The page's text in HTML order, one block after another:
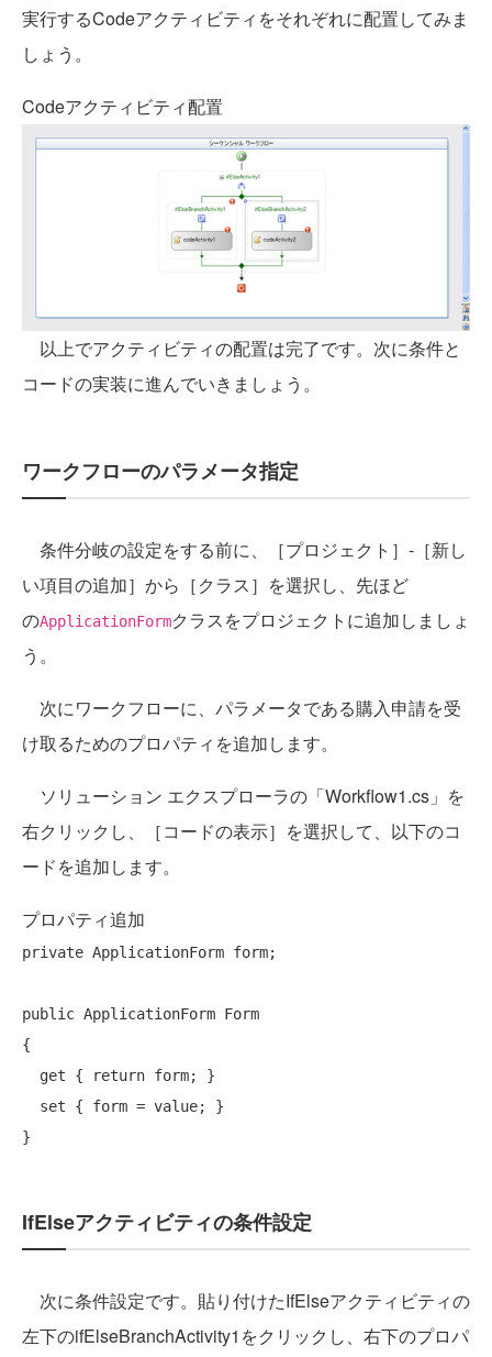
実行するCodeアクティビティをそれぞれに配置してみま
しょう。
Codeアクティビティ配置
以上でアクティビティの配置は完了です。次に条件と
コードの実装に進んでいきましょう。
ワークフローのパラメータ指定
条件分岐の設定をする前に、［プロジェクト］-［新し
い項目の追加］から［クラス］を選択し、先ほど
のApplicationFormクラスをプロジェクトに追加しましょ
う。
次にワークフローに、パラメータである購入申請を受
け取るためのプロパティを追加します。
ソリューション エクスプローラの「Workflow1.cs」を
右クリックし、［コードの表示］を選択して、以下のコ
ードを追加します。
プロパティ追加
private ApplicationForm form;
public ApplicationForm Form
{
get { return form; }
set { form = value; }
IfElseアクティビティの条件設定
次に条件設定です。貼り付けたIfElseアクティビティの
左下のifElseBranchActivity1をクリックし、右下のプロパ